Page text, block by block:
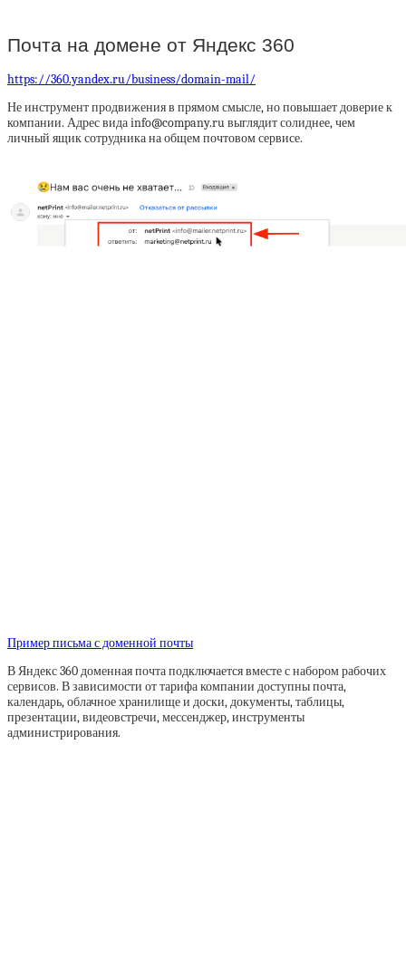
Почта на домене от Яндекс 360
https://360.yandex.ru/business/domain-mail/
Не инструмент продвижения в прямом смысле, но повышает доверие к
компании. Адрес вида info@company.ru выглядит солиднее, чем
личный ящик сотрудника на общем почтовом сервисе.
Пример письма с доменной почты
В Яндекс 360 доменная почта подключается вместе с набором рабочих
сервисов. В зависимости от тарифа компании доступны почта,
календарь, облачное хранилище и доски, документы, таблицы,
презентации, видеовстречи, мессенджер, инструменты
администрирования.